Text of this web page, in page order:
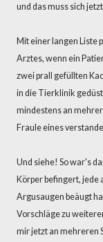
und das muss sich
Mit einer langen Liste
Arztes, wenn ein
zwei prall gefüllten
in die Tierklinik
mindestens an
Fraule eines
Und siehe! So war's
Körper befingert, jede
Argusaugen beäugt
Vorschläge zu
mir jetzt an mehreren